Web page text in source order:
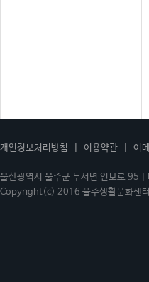
개인정보처리방침 이용약관 이
울산광역시 울주군 두서면 인보로
Copyright(c) 2016 울주생활문화센